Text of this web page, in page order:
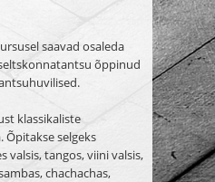
saavad osaleda
õppinud
klassikaliste
selgeks
valsis, tangos, viini valsis,
chachachas,